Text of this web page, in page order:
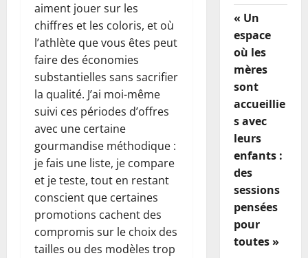
aiment jouer sur les
chiffres et les coloris, et où
l’athlète que vous êtes peut
faire des économies
substantielles sans sacrifier
la qualité. J’ai moi-même
suivi ces périodes d’offres
avec une certaine
gourmandise méthodique :
je fais une liste, je compare
et je teste, tout en restant
conscient que certaines
promotions cachent des
compromis sur le choix des
tailles ou des modèles trop
« Un
espace
où les
mères
sont
accueillie
s avec
leurs
enfants :
des
sessions
pensées
pour
toutes »